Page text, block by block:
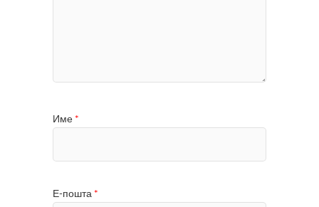
Име *
Е-пошта *